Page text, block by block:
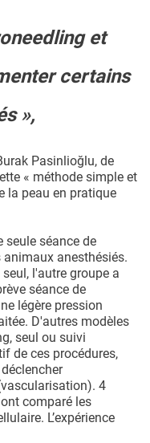
et
certains
»,
Pasinlioğlu, de
« méthode simple et
la peau en pratique
seule séance de
anesthésiés.
l'autre groupe a
séance de
légère pression
D'autres modèles
seul ou suivi
de ces procédures,
4
comparé les
L’expérience